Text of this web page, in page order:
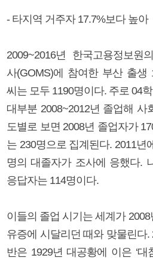
- 타지역 거주자 17.7%보다 높아
2009~2016년 한국고용정보원
사(GOMS)에 참여한 부산 출생
씨는 모두 1190명이다. 주로 04
대부분 2008~2012년 졸업해 사
도별로 보면 2008년 졸업자가
는 230명으로 집계된다. 2011년
명의 대졸자가 조사에 응했다.
응답자는 114명이다.
이들의 졸업 시기는 세계가
유증에 시달리던 때와 맞물린다.
반은 1929년 대공황에 이은 ‘대